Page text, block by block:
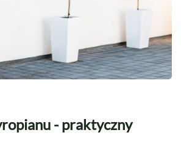
- praktyczny